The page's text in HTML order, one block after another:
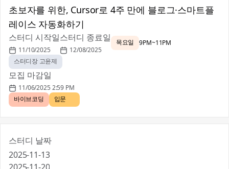
초보자를 위한, Cursor로 4주 만에 블로그·스마트플
레이스 자동화하기
스터디 시작일
11/10/2025
스터디 종료일
12/08/2025
목요일 9PM~11PM
스터디장 고윤제
모집 마감일
11/06/2025 2:59 PM
바이브코딩
입문 🐥
스터디 날짜
2025-11-13